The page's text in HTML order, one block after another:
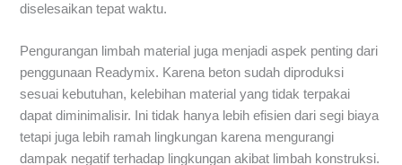
diselesaikan tepat waktu.
Pengurangan limbah material juga menjadi aspek penting dari
penggunaan Readymix. Karena beton sudah diproduksi
sesuai kebutuhan, kelebihan material yang tidak terpakai
dapat diminimalisir. Ini tidak hanya lebih efisien dari segi biaya
tetapi juga lebih ramah lingkungan karena mengurangi
dampak negatif terhadap lingkungan akibat limbah konstruksi.